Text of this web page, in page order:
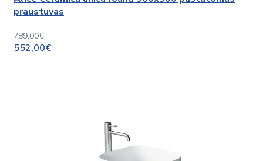
praustuvas
789,00€
552,00€